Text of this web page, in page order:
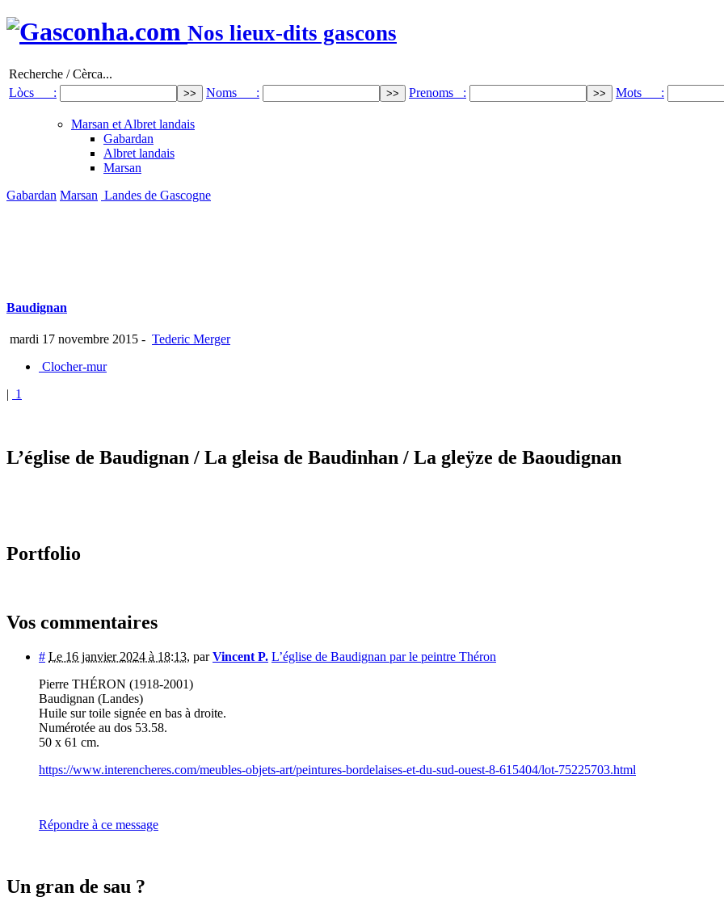
Nos lieux-dits gascons
Recherche / Cèrca...
Lòcs :
Noms : Prenoms : Mots :
Marsan et Albret landais
Gabardan
Albret landais
Marsan
Gabardan Marsan Landes de Gascogne
Baudignan
mardi 17 novembre 2015 - Tederic Merger
Clocher-mur
| 1
L’église de Baudignan / La gleisa de Baudinhan / La gleÿze de Baoudignan
Portfolio
Vos commentaires
# Le 16 janvier 2024 à 18:13, parVincent P. L’église de Baudignan par le peintre Théron
Pierre THÉRON (1918-2001)
Baudignan (Landes)
Huile sur toile signée en bas à droite.
Numérotée au dos 53.58.
50 x 61 cm.
https://www.interencheres.com/meubles-objets-art/peintures-bordelaises-et-du-sud-ouest-8-615404/lot-75225703.html
Répondre à ce message
Un gran de sau ?